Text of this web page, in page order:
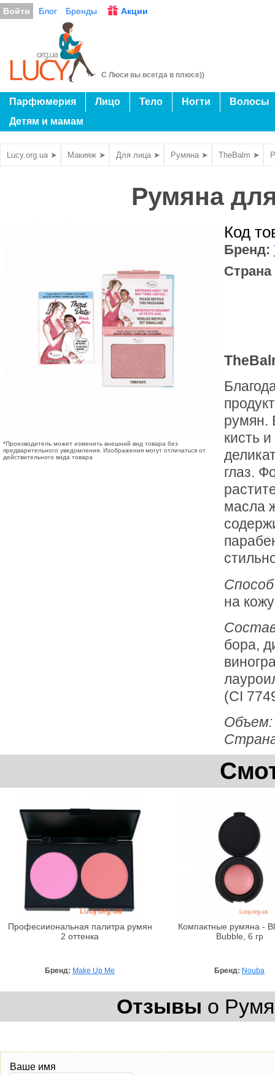
Войти Блог Бренды Акции
С Люси вы всегда в плюсе))
Парфюмерия Лицо Тело Ногти
Волосы
Детям и мамам
Lucy.org.ua ➤ Макияж ➤ Для лица ➤ Румяна ➤ TheBalm ➤
Румяна
*Производитель может изменить внешний вид товара без
предварительного уведомления. Изображения могут отличаться от
действительного вида товара
Код
Бренд:
румян.
кисть
глаз.
масла
на
бора,
(CI
Професииональная палитра румян
2 оттенка
Бренд: Make Up Me
Компактные румяна -
Bubble, 6 гр
Бренд: Nouba
Отзывы о
Ваше имя